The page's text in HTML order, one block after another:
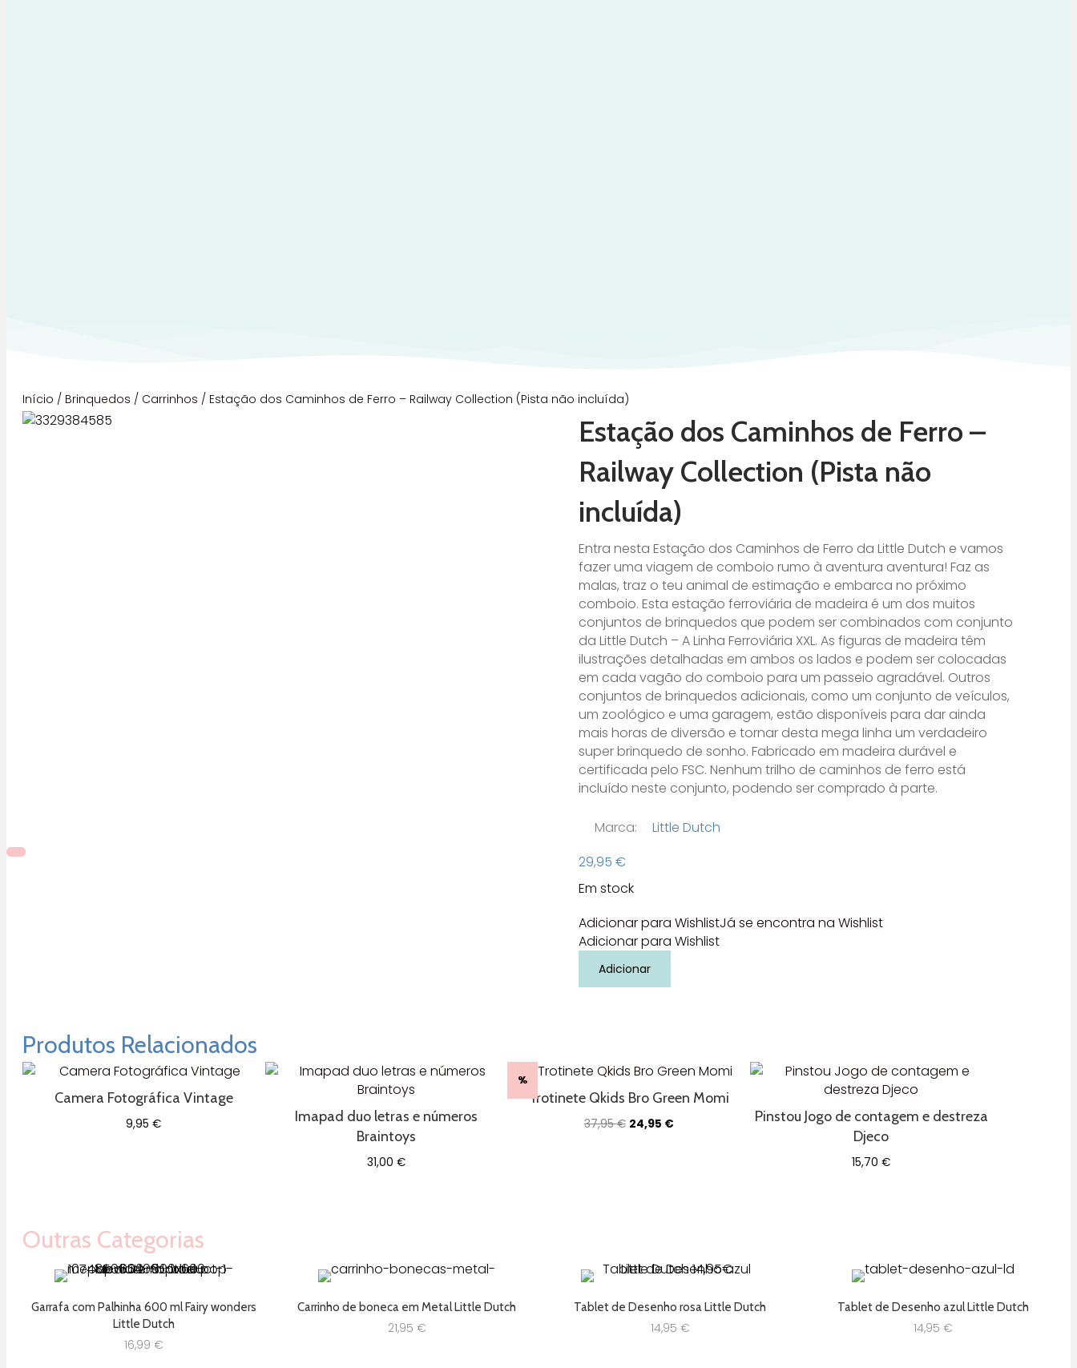
Início / Brinquedos / Carrinhos / Estação dos Caminhos de Ferro – Railway Collection (Pista não incluída)
Estação dos Caminhos de Ferro –
Railway Collection (Pista não
incluída)
Entra nesta Estação dos Caminhos de Ferro da Little Dutch e vamos
fazer uma viagem de comboio rumo à aventura aventura! Faz as
malas, traz o teu animal de estimação e embarca no próximo
comboio. Esta estação ferroviária de madeira é um dos muitos
conjuntos de brinquedos que podem ser combinados com conjunto
da Little Dutch – A Linha Ferroviária XXL. As figuras de madeira têm
ilustrações detalhadas em ambos os lados e podem ser colocadas
em cada vagão do comboio para um passeio agradável. Outros
conjuntos de brinquedos adicionais, como um conjunto de veículos,
um zoológico e uma garagem, estão disponíveis para dar ainda
mais horas de diversão e tornar desta mega linha um verdadeiro
super brinquedo de sonho. Fabricado em madeira durável e
certificada pelo FSC. Nenhum trilho de caminhos de ferro está
incluído neste conjunto, podendo ser comprado à parte.
Marca:
Little Dutch
29,95 €
Em stock
Adicionar para WishlistJá se encontra na Wishlist
Adicionar para Wishlist
Estação
–
Collection
(Pista
não
Adicionar
Produtos Relacionados
Camera Fotográfica Vintage
9,95€
Imapad duo letras e números
Braintoys
31,00 €
%
Trotinete Qkids Bro Green Momi
37,95€ O
24,95 €O
Pinstou Jogo de contagem e destreza
Djeco
15,70€
Outras Categorias
Garrafa com Palhinha 600 ml Fairy wonders
Little Dutch
16,99 €
Carrinho de boneca em Metal Little Dutch
21,95 €
Tablet de Desenho rosa Little Dutch
14,95 €
Tablet de Desenho azul Little Dutch
14,95 €